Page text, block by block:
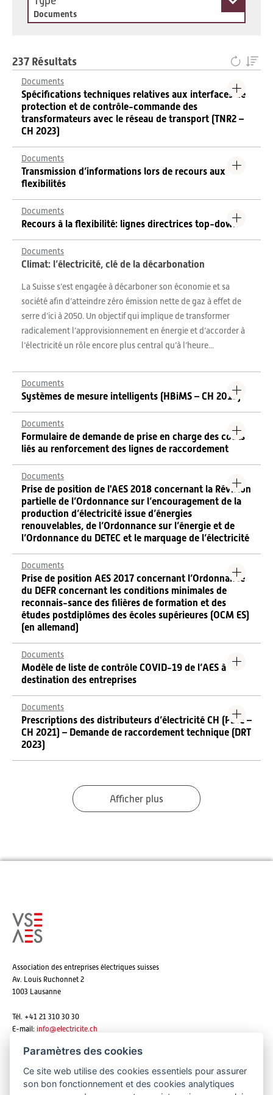
Documents
237 Résultats
Documents
Spécifications techniques relatives aux interfaces de
protection et de contrôle-commande des
transformateurs avec le réseau de transport (TNR2 –
CH 2023)
Documents
Transmission d’informations lors de recours aux
flexibilités
Documents
Recours à la flexibilité: lignes directrices top-down
Documents
Climat: l’électricité, clé de la décarbonation
La Suisse s’est engagée à décarboner son économie et sa
société afin d’atteindre zéro émission nette de gaz à effet de
serre d’ici à 2050. Un objectif qui implique de transformer
radicalement l’approvisionnement en énergie et d’accorder à
l’électricité un rôle encore plus central qu’à l’heure...
Documents
Systèmes de mesure intelligents (HBiMS – CH 2019)
Documents
Formulaire de demande de prise en charge des coûts
liés au renforcement des lignes de raccordement
Documents
Prise de position de l'AES 2018 concernant la Révision
partielle de l’Ordonnance sur l’encouragement de la
production d’électricité issue d’énergies
renouvelables, de l’Ordonnance sur l’énergie et de
l’Ordonnance du DETEC et le marquage de l’électricité
Documents
Prise de position AES 2017 concernant l’Ordonnance
du DEFR concernant les conditions minimales de
reconnais-sance des filières de formation et des
études postdiplômes des écoles supérieures (OCM ES)
(en allemand)
Documents
Modèle de liste de contrôle COVID-19 de l’AES à
destination des entreprises
Documents
Prescriptions des distributeurs d’électricité CH (PDIE –
CH 2021) – Demande de raccordement technique (DRT
2023)
Afficher plus
Association des entreprises électriques suisses
Av. Louis Ruchonnet 2
1003 Lausanne
Tél. +41 21 310 30 30
E-mail: info@electricite.ch
S'abonner aux newsletters
Paramètres des cookies
Ce site web utilise des cookies essentiels pour assurer
son bon fonctionnement et des cookies analytiques